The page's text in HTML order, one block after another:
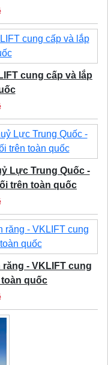
cung cấp và lắp
Lực Trung Quốc -
trên toàn quốc
- VKLIFT cung
quốc